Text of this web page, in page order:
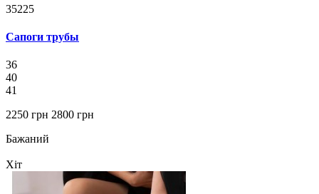
35225
Сапоги трубы
36
40
41
2250 грн 2800 грн
Бажаний
Хіт